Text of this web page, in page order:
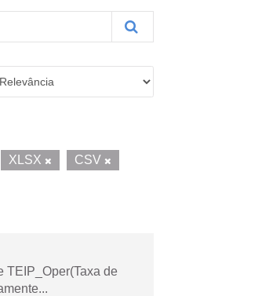
XLSX
CSV
TEIP_Oper(Taxa de